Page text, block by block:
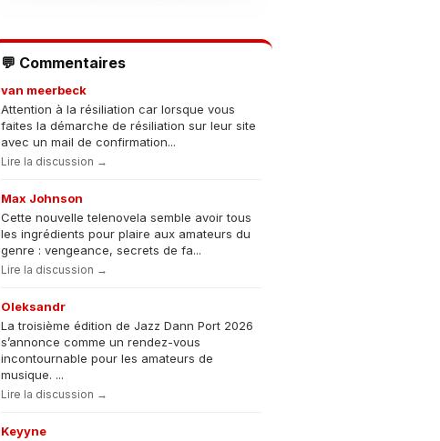
💬 Commentaires
van meerbeck
Attention à la résiliation car lorsque vous
faites la démarche de résiliation sur leur site
avec un mail de confirmation...
Lire la discussion →
Max Johnson
Cette nouvelle telenovela semble avoir tous
les ingrédients pour plaire aux amateurs du
genre : vengeance, secrets de fa...
Lire la discussion →
Oleksandr
La troisième édition de Jazz Dann Port 2026
s’annonce comme un rendez-vous
incontournable pour les amateurs de
musique. ...
Lire la discussion →
Keyyne